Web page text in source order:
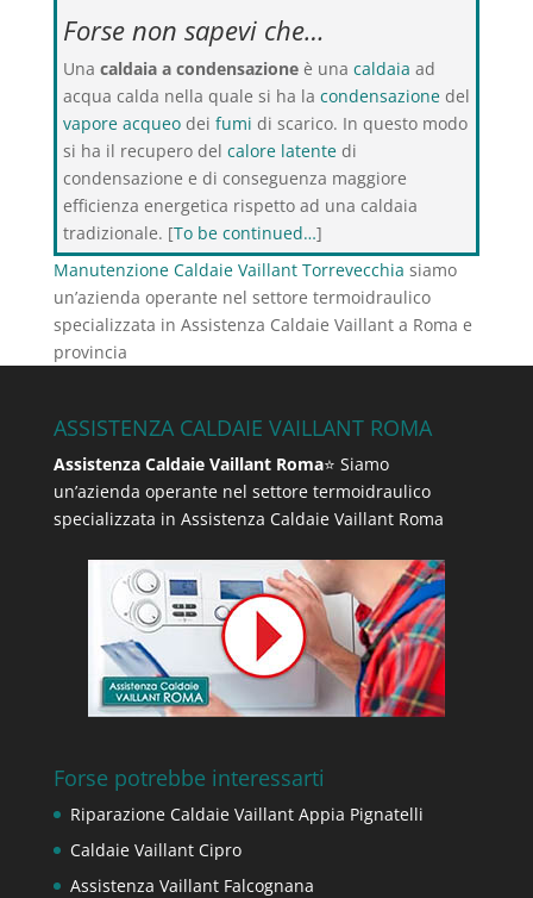
Forse non sapevi che…
Una caldaia a condensazioneè una caldaia ad
acqua calda nella quale si ha la condensazionedel
vapore acqueodei fumi di scarico. In questo modo
si ha il recupero del calore latentedi
condensazione e di conseguenza maggiore
efficienza energetica rispetto ad una caldaia
tradizionale. [To be continued…]
Manutenzione Caldaie Vaillant Torrevecchia siamo
un’azienda operante nel settore termoidraulico
specializzata in Assistenza Caldaie Vaillant a Roma e
provincia
ASSISTENZA CALDAIE VAILLANT ROMA
Assistenza Caldaie Vaillant Roma⭐ Siamo
un’azienda operante nel settore termoidraulico
specializzata in Assistenza Caldaie Vaillant Roma
Forse potrebbe interessarti
Riparazione Caldaie Vaillant Appia Pignatelli
Caldaie Vaillant Cipro
Assistenza Vaillant Falcognana